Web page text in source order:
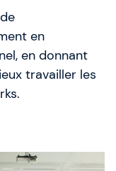
en
en donnant
travailler les